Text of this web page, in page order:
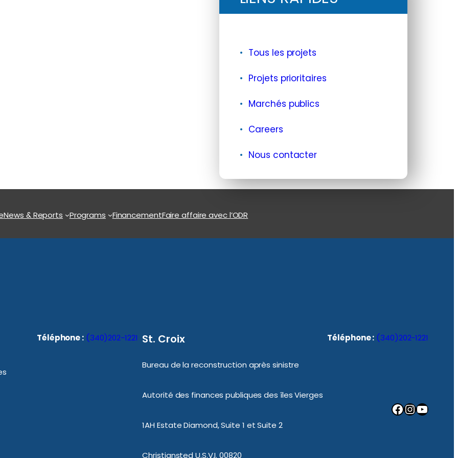
Tous les projets
Projets prioritaires
Marchés publics
Careers
Nous contacter
News & Reports Programs FinancementFaire affaire avec l’ODR
Téléphone : (340)202-1221 St. Croix
Bureau de la reconstruction après sinistre
Autorité des finances publiques des îles Vierges
1AH Estate Diamond, Suite 1 et Suite 2
Christiansted U.S.V.I. 00820
Téléphone : (340)202-1221
Facebook InstagramYouTube